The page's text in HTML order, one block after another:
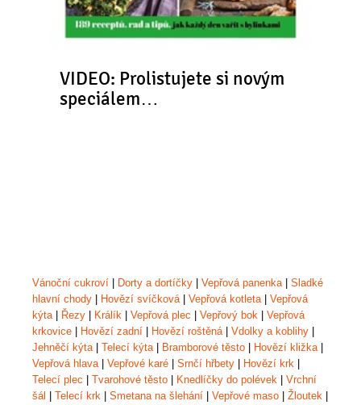
VIDEO: Prolistujete si novým
speciálem…
Vánoční cukroví Dorty a dortíčky Vepřová panenka| Sladké
hlavní chody
Hovězí svíčková| Vepřová kotleta| Vepřová
kýta| Řezy Králík Vepřová plec Vepřový bok
Vepřová
krkovice
Hovězí zadní Hovězí roštěná| Vdolky a koblihy
Jehněčí kýta| Telecí kýta| Bramborové těsto Hovězí kližka|
Vepřová hlava| Vepřové karé Srnčí hřbety Hovězí krk
Telecí plec
Tvarohové těsto Knedlíčky do polévek
Vrchní
šál
Telecí krk Smetana na šlehání Vepřové maso Žloutek